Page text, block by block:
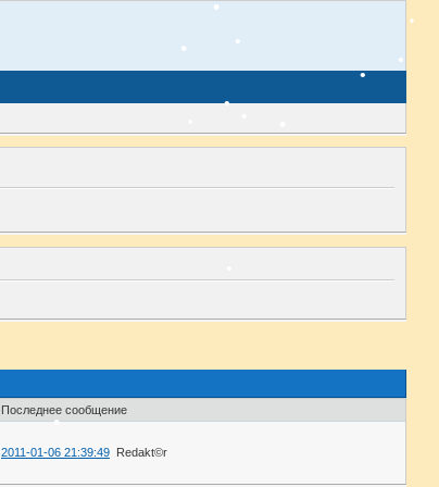
Последнее сообщение
2011-01-06 21:39:49 Redakt©r